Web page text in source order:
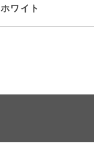
ホワイト